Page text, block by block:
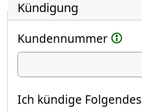
Kündigung
Kundennummer
Ich kündige
Ich kündige Folgendes